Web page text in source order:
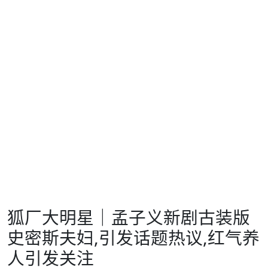
狐厂大明星｜孟子义新剧古装版
史密斯夫妇,引发话题热议,红气养
人引发关注